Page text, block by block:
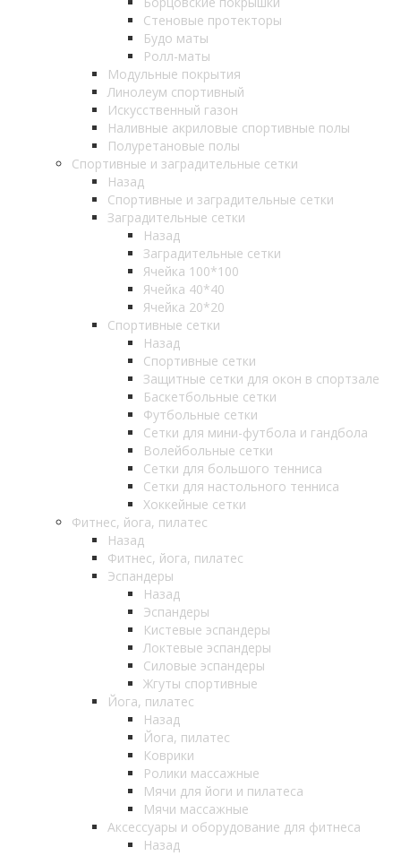
Стеновые протекторы
Будо маты
Ролл-маты
Модульные покрытия
Линолеум спортивный
Искусственный газон
Наливные акриловые спортивные полы
Полуретановые полы
Спортивные и заградительные сетки
Назад
Спортивные и заградительные сетки
Заградительные сетки
Назад
Заградительные сетки
Ячейка 100*100
Ячейка 40*40
Ячейка 20*20
Спортивные сетки
Назад
Спортивные сетки
Защитные сетки для окон в спортзале
Баскетбольные сетки
Футбольные сетки
Сетки для мини-футбола и гандбола
Волейбольные сетки
Сетки для большого тенниса
Сетки для настольного тенниса
Хоккейные сетки
Фитнес, йога, пилатес
Назад
Фитнес, йога, пилатес
Эспандеры
Назад
Эспандеры
Кистевые эспандеры
Локтевые эспандеры
Силовые эспандеры
Жгуты спортивные
Йога, пилатес
Назад
Йога, пилатес
Коврики
Ролики массажные
Мячи для йоги и пилатеса
Мячи массажные
Аксессуары и оборудование для фитнеса
Назад